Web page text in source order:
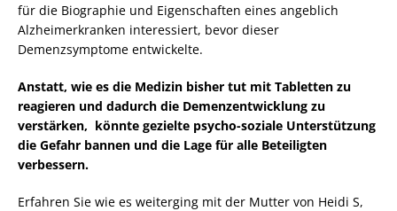
für die Biographie und Eigenschaften eines angeblich
Alzheimerkranken interessiert, bevor dieser
Demenzsymptome entwickelte.
Anstatt, wie es die Medizin bisher tut mit Tabletten zu
reagieren und dadurch die Demenzentwicklung zu
verstärken, könnte gezielte psycho-soziale Unterstützung
die Gefahr bannen und die Lage für alle Beteiligten
verbessern.
Erfahren Sie wie es weiterging mit der Mutter von Heidi S,